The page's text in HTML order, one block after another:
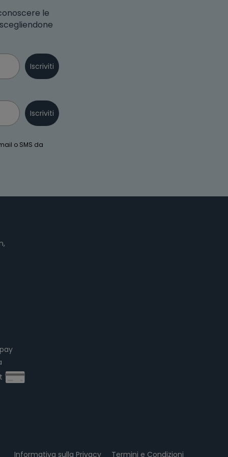
le
Iscriviti
Iscriviti
o SMS da
Informativa sulla Privacy Termini e Condizioni